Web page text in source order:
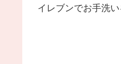
イレブンでお手洗